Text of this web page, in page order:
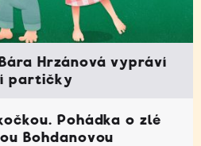
Hrzánová vypráví
partičky
Pohádka o zlé
Bohdanovou